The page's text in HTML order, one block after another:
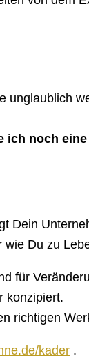
unglaublich
ich noch
Dein
Du zu
für
konzipiert.
richtigen
kader .